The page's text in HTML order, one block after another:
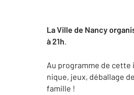
La Ville de Nancy
à 21h.
Au programme de
nique, jeux, déballage
famille !